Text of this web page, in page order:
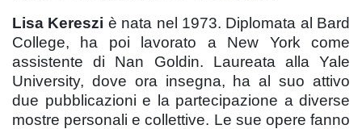
Lisa Kereszi è nata nel 1973. Diplomata al Bard
College, ha poi lavorato a New York come
assistente di Nan Goldin. Laureata alla Yale
University, dove ora insegna, ha al suo attivo
due pubblicazioni e la partecipazione a diverse
mostre personali e collettive. Le sue opere fanno